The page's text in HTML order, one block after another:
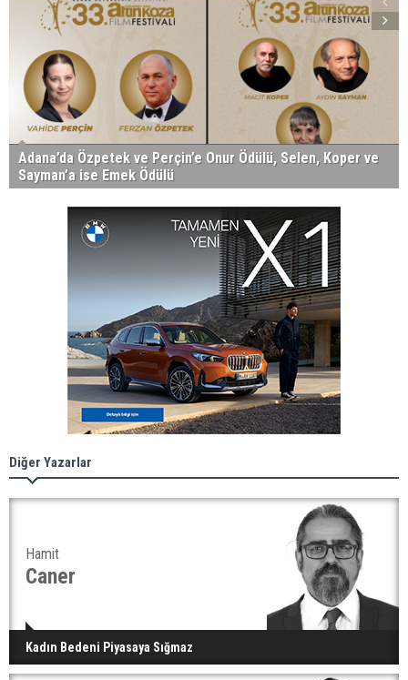
Adana’da Özpetek ve Perçin’e Onur Ödülü, Selen, Koper ve
Sayman’a ise Emek Ödülü
Diğer Yazarlar
Hamit
Caner
Kadın Bedeni Piyasaya Sığmaz